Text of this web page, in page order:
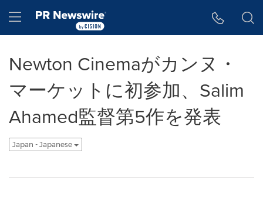
Hamburger menu
Newton Cinemaがカンヌ・
マーケットに初参加、Salim
Ahamed監督第5作を発表
Japan - Japanese